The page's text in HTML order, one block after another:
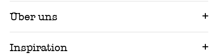
Über uns
Inspiration